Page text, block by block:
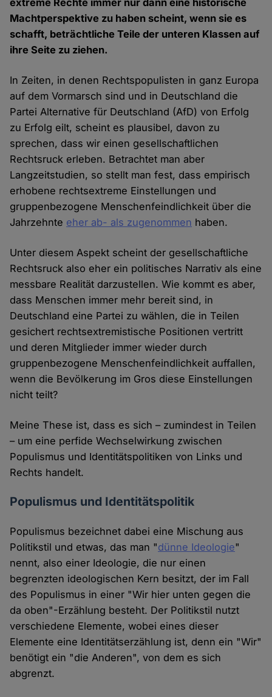
extreme Rechte immer nur dann eine historische
Machtperspektive zu haben scheint, wenn sie es
schafft, beträchtliche Teile der unteren Klassen auf
ihre Seite zu ziehen.
In Zeiten, in denen Rechtspopulisten in ganz Europa
auf dem Vormarsch sind und in Deutschland die
Partei Alternative für Deutschland (AfD) von Erfolg
zu Erfolg eilt, scheint es plausibel, davon zu
sprechen, dass wir einen gesellschaftlichen
Rechtsruck erleben. Betrachtet man aber
Langzeitstudien, so stellt man fest, dass empirisch
erhobene rechtsextreme Einstellungen und
gruppenbezogene Menschenfeindlichkeit über die
Jahrzehnte eher ab- als zugenommen haben.
Unter diesem Aspekt scheint der gesellschaftliche
Rechtsruck also eher ein politisches Narrativ als eine
messbare Realität darzustellen. Wie kommt es aber,
dass Menschen immer mehr bereit sind, in
Deutschland eine Partei zu wählen, die in Teilen
gesichert rechtsextremistische Positionen vertritt
und deren Mitglieder immer wieder durch
gruppenbezogene Menschenfeindlichkeit auffallen,
wenn die Bevölkerung im Gros diese Einstellungen
nicht teilt?
Meine These ist, dass es sich – zumindest in Teilen
– um eine perfide Wechselwirkung zwischen
Populismus und Identitätspolitiken von Links und
Rechts handelt.
Populismus und Identitätspolitik
Populismus bezeichnet dabei eine Mischung aus
Politikstil und etwas, das man "dünne Ideologie"
nennt, also einer Ideologie, die nur einen
begrenzten ideologischen Kern besitzt, der im Fall
des Populismus in einer "Wir hier unten gegen die
da oben"-Erzählung besteht. Der Politikstil nutzt
verschiedene Elemente, wobei eines dieser
Elemente eine Identitätserzählung ist, denn ein "Wir"
benötigt ein "die Anderen", von dem es sich
abgrenzt.